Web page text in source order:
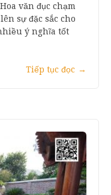
văn đục chạm
sự đặc sắc cho
ý nghĩa tốt
Tiếp tục đọc →